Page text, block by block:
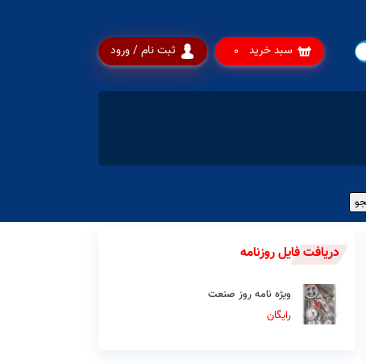
ثبت نام / ورود سبد خرید 0
دریافت فایل روزنامه
ویژه نامه روز صنعت
رایگان